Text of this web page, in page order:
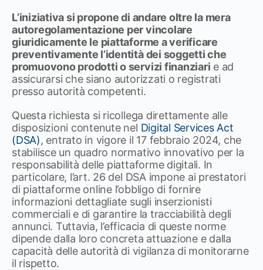
L’iniziativa si propone di andare oltre la mera
autoregolamentazione per vincolare
giuridicamente le piattaforme a verificare
preventivamente l’identità dei soggetti che
promuovono prodotti o servizi finanziari e ad
assicurarsi che siano autorizzati o registrati
presso autorità competenti.
Questa richiesta si ricollega direttamente alle
disposizioni contenute nel Digital Services Act
(DSA), entrato in vigore il 17 febbraio 2024, che
stabilisce un quadro normativo innovativo per la
responsabilità delle piattaforme digitali. In
particolare, l’art. 26 del DSA impone ai prestatori
di piattaforme online l’obbligo di fornire
informazioni dettagliate sugli inserzionisti
commerciali e di garantire la tracciabilità degli
annunci. Tuttavia, l’efficacia di queste norme
dipende dalla loro concreta attuazione e dalla
capacità delle autorità di vigilanza di monitorarne
il rispetto.